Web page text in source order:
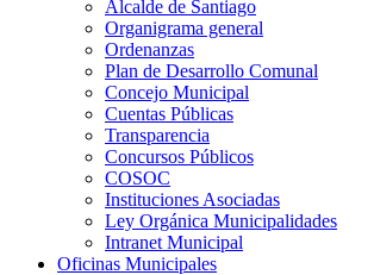
Alcalde de Santiago
Organigrama general
Ordenanzas
Plan de Desarrollo Comunal
Concejo Municipal
Cuentas Públicas
Transparencia
Concursos Públicos
COSOC
Instituciones Asociadas
Ley Orgánica Municipalidades
Intranet Municipal
Oficinas Municipales